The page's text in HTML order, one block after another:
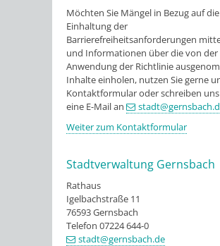
Möchten Sie Mängel in Bezug auf die
Einhaltung der
Barrierefreiheitsanforderungen
und Informationen über die von der
Anwendung der Richtlinie
Inhalte einholen, nutzen Sie gerne
Kontaktformular oder schreiben
eine E-Mail an
Weiter zum Kontaktformular
Stadtverwaltung Gernsbach
Rathaus
Igelbachstraße 11
76593 Gernsbach
Telefon 07224 644-0
stadt@gernsbach.de